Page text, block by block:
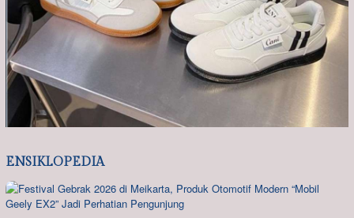
ENSIKLOPEDIA